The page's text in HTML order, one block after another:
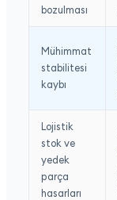
bozulması
Mühimmat
stabilitesi
kaybı
Lojistik
stok ve
yedek
parça
hasarları